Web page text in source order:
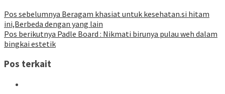
Pos sebelumnya Beragam khasiat untuk kesehatan.si hitam
ini,Berbeda dengan yang lain
Pos berikutnya Padle Board : Nikmati birunya pulau weh dalam
bingkai estetik
Pos terkait